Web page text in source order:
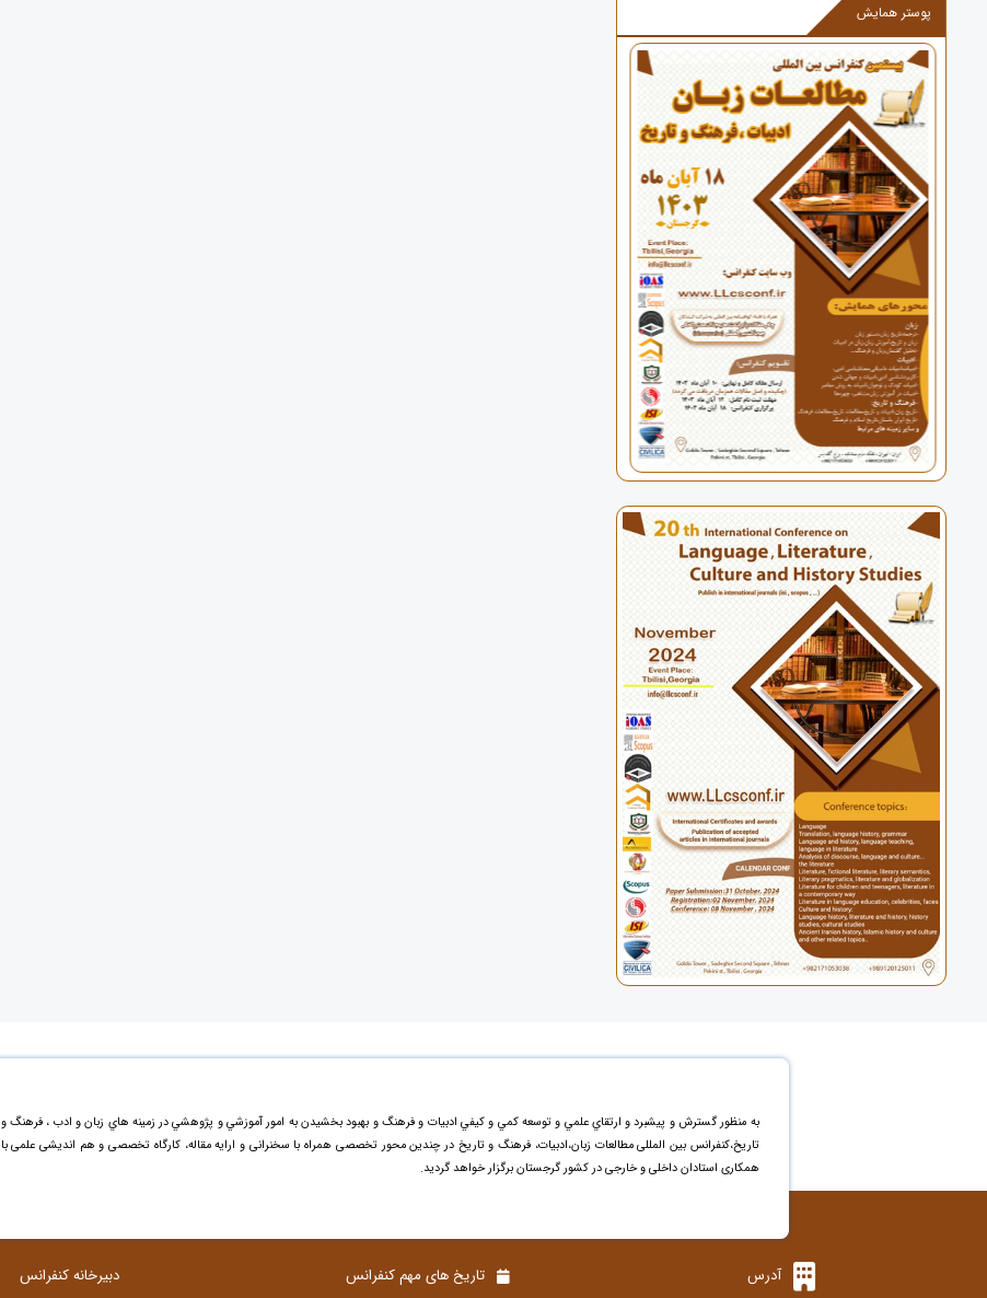
پوستر همایش
به منظور گسترش و پيشبرد و ارتقاي علمي و توسعه کمي و کيفي ادبیات و فرهنگ و بهبود بخشيدن به امور آموزشي و پژوهشي در زمينه هاي زبان و ادب ، فرهنگ و
تاریخ،کنفرانس بین المللی مطالعات زبان،ادبیات، فرهنگ و تاریخ در چندین محور تخصصی همراه با سخنرانی و ارایه مقاله، کارگاه تخصصی و هم اندیشی علمی با
همکاری استادان داخلی و خارجی در کشور گرجستان برگزار خواهد گردید.
آدرس تاریخ های مهم کنفرانس دبیرخانه کنفرانس